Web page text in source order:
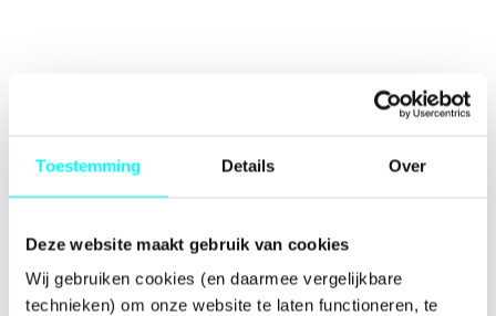
Toestemming Details Over
Deze website maakt gebruik van cookies
Wij gebruiken cookies (en daarmee vergelijkbare
technieken) om onze website te laten functioneren, te